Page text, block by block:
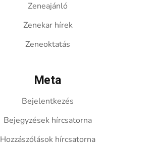
Zeneajánló
Zenekar hírek
Zeneoktatás
Meta
Bejelentkezés
Bejegyzések hírcsatorna
Hozzászólások hírcsatorna